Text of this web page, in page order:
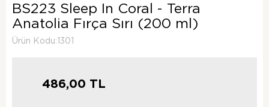
BS223 Sleep In Coral - Terra
Anatolia Fırça Sırı (200 ml)
Ürün Kodu:1301
486,00 TL